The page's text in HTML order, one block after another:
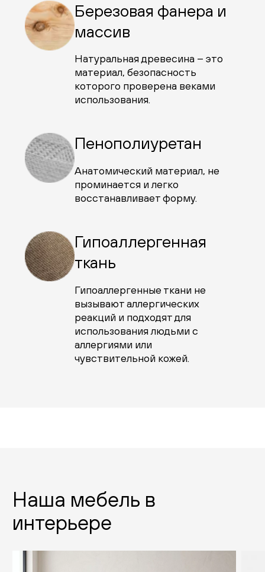
Березовая фанера и
массив
Натуральная древесина – это
материал, безопасность
которого проверена веками
использования.
Пенополиуретан
Анатомический материал, не
проминается и легко
восстанавливает форму.
Гипоаллергенная
ткань
Гипоаллергенные ткани не
вызывают аллергических
реакций и подходят для
использования людьми с
аллергиями или
чувствительной кожей.
Наша мебель в
интерьере